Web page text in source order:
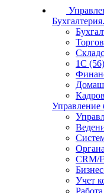
1С (56)
Управление
CRM/
Учет